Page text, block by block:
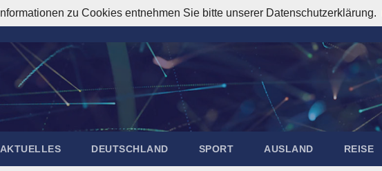
AKTUELLES DEUTSCHLAND SPORT AUSLAND REISE
Informationen zu Cookies entnehmen Sie bitte unserer Datenschutzerklärung.